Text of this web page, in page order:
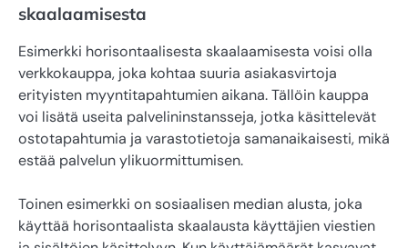
skaalaamisesta
Esimerkki horisontaalisesta skaalaamisesta voisi olla
verkkokauppa, joka kohtaa suuria asiakasvirtoja
erityisten myyntitapahtumien aikana. Tällöin kauppa
voi lisätä useita palvelininstansseja, jotka käsittelevät
ostotapahtumia ja varastotietoja samanaikaisesti, mikä
estää palvelun ylikuormittumisen.
Toinen esimerkki on sosiaalisen median alusta, joka
käyttää horisontaalista skaalausta käyttäjien viestien